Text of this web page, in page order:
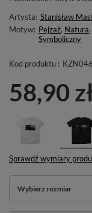
Artysta: Stanisław
Motyw: Pejzaż, Natura,
Symboliczny
Kod produktu :
58,90
Sprawdź wymiary
Wybierz rozmiar